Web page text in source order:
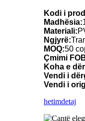
Kodi i
Madhësia:
Materiali:
Ngjyrë:
MOQ:50
Çmimi
Koha e
Vendi i
Vendi i
hetimdetaj